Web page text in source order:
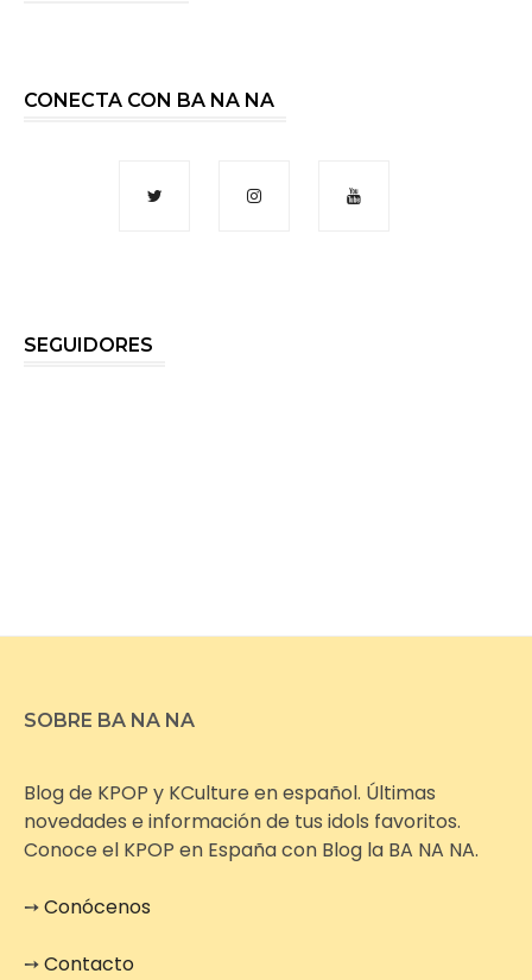
CONECTA CON BA NA NA
SEGUIDORES
SOBRE BA NA NA
Blog de KPOP y KCulture en español. Últimas
novedades e información de tus idols favoritos.
Conoce el KPOP en España con Blog la BA NA NA.
➙Conócenos
➙Contacto